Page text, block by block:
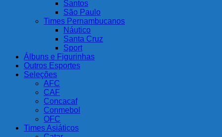
Santos
São Paulo
Times Pernambucanos
Náutico
Santa Cruz
Sport
Álbuns e Figurinhas
Outros Esportes
Seleções
AFC
CAF
Concacaf
Conmebol
OFC
Times Asiáticos